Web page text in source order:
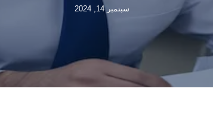
سبتمبر 14, 2024